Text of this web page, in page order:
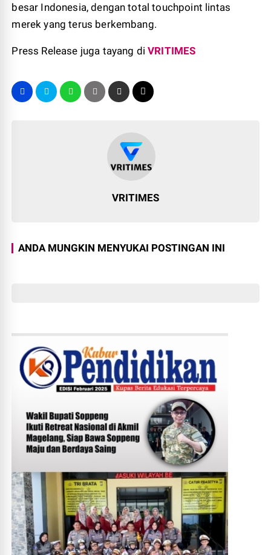
besar Indonesia, dengan total touchpoint lintas
merek yang terus berkembang.
Press Release juga tayang diVRITIMES
VRITIMES
ANDA MUNGKIN MENYUKAI POSTINGAN INI